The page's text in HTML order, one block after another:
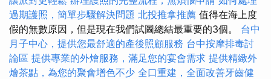
過期護照，簡單步驟解決問題 北投推拿推薦 值得在海上度
假的無數原因，但是現在我們試圖總結最重要的3個。 台中
月子中心，提供您最舒適的產後照顧服務 台中按摩排毒討
論區 提供專業的外燴服務，滿足您的宴會需求 提供精緻外
燴茶點，為您的聚會增色不少 全口重建，全面改善牙齒健